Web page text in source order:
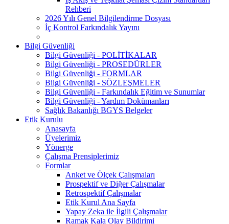
Rehberi
2026 Yılı Genel Bilgilendirme Dosyası
İç Kontrol Farkındalık Yayını
Bilgi Güvenliği
Bilgi Güvenliği - POLİTİKALAR
Bilgi Güvenliği - PROSEDÜRLER
Bilgi Güvenliği - FORMLAR
Bilgi Güvenliği - SÖZLEŞMELER
Bilgi Güvenliği - Farkındalık Eğitim ve Sunumlar
Bilgi Güvenliği - Yardım Dokümanları
Sağlık Bakanlığı BGYS Belgeler
Etik Kurulu
Anasayfa
Üyelerimiz
Yönerge
Çalışma Prensiplerimiz
Formlar
Anket ve Ölçek Çalışmaları
Prospektif ve Diğer Çalışmalar
Retrospektif Çalışmalar
Etik Kurul Ana Sayfa
Yapay Zeka ile İlgili Çalışmalar
Ramak Kala Olay Bildirimi